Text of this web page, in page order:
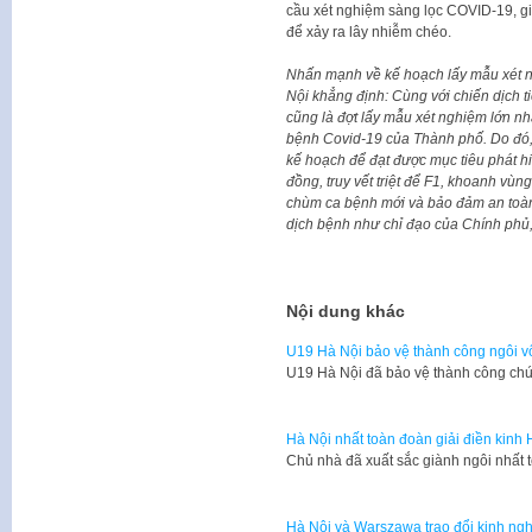
cầu xét nghiệm sàng lọc COVID-19,
để xảy ra lây nhiễm chéo.
Nhấn mạnh về kế hoạch lấy mẫu xét
Nội khẳng định: Cùng với chiến dịch
cũng là đợt lấy mẫu xét nghiệm lớn
bệnh Covid-19 của Thành phố. Do
kế hoạch để đạt được mục tiêu phát
đồng, truy vết triệt để F1, khoanh
chùm ca bệnh mới và bảo đảm an
dịch bệnh như chỉ đạo của Chính
Nội dung khác
U19 Hà Nội bảo vệ thành công ngôi
U19 Hà Nội đã bảo vệ thành công
Hà Nội nhất toàn đoàn giải điền kinh
Chủ nhà đã xuất sắc giành ngôi
Hà Nội và Warszawa trao đổi kinh